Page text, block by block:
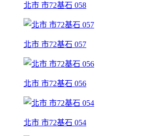
北市 市72基石 058
北市 市72基石 057
北市 市72基石 056
北市 市72基石 054